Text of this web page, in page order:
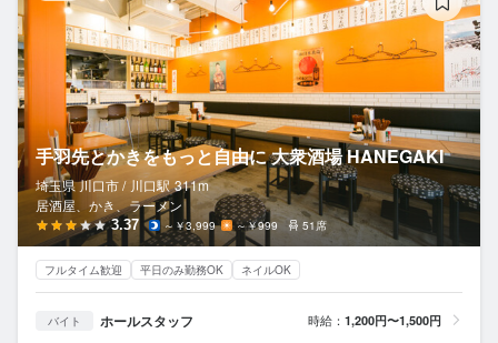
手羽先とかきをもっと自由に 大衆酒場 HANEGAKI
埼玉県 川口市 / 川口駅 311m
居酒屋、かき、ラーメン
3.37 ～￥3,999 ～￥999 51席
フルタイム歓迎 平日のみ勤務OK ネイルOK
バイト ホールスタッフ 時給： 1,200円〜1,500円